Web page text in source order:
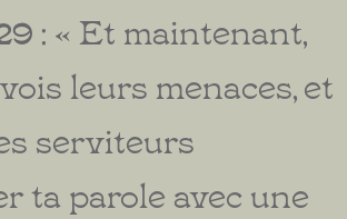
: « Et maintenant,
leurs menaces, et
serviteurs
ta parole avec une